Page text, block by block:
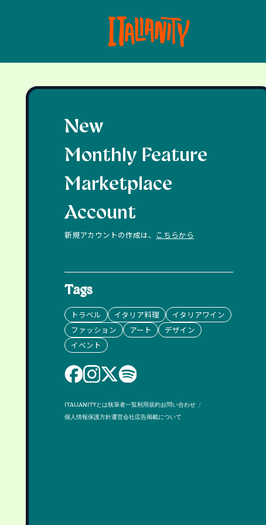
New
Monthly Feature
Marketplace
Account
新規アカウントの作成は、 こちらから
Tags
トラベル イタリア料理
イタリアワイン
ファッション
アート
デザイン
イベント
ITALIANITYとは執筆者一覧利用規約お問い合わせ
個人情報保護方針運営会社広告掲載について